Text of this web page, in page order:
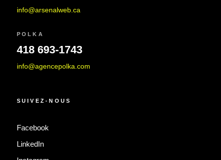
info@arsenalweb.ca
POLKA
418 693-1743
info@agencepolka.com
SUIVEZ-NOUS
Facebook
LinkedIn